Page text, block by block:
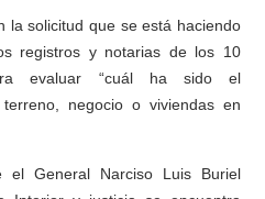
la solicitud que se está haciendo
registros y notarias de los 10
evaluar “cuál ha sido el
negocio o viviendas en
el General Narciso Luis Buriel